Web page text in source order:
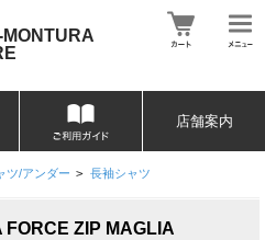
MONTURA
店舗案内
ツ/アンダー > 長袖シャツ
ZIP MAGLIA